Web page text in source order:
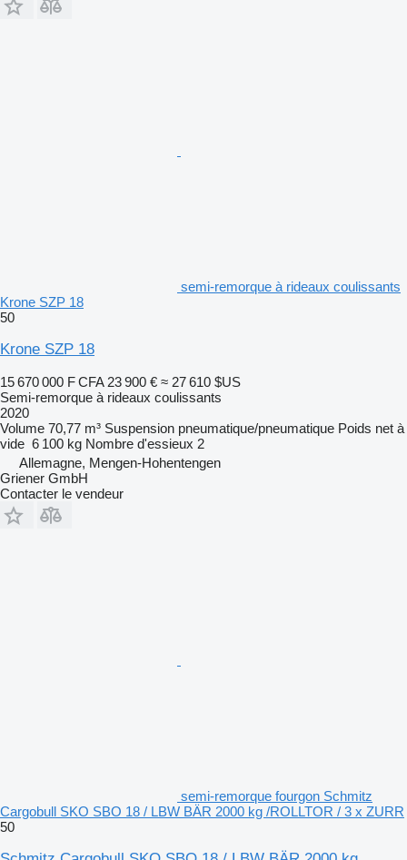
semi-remorque à rideaux coulissants
Krone SZP 18
50
Krone SZP 18
15 670 000 F CFA 23 900 € ≈ 27 610 $US
Semi-remorque à rideaux coulissants
2020
Volume 70,77 m³ Suspension pneumatique/pneumatique Poids net à
vide 6 100 kg Nombre d'essieux 2
Allemagne, Mengen-Hohentengen
Griener GmbH
Contacter le vendeur
semi-remorque fourgon Schmitz
Cargobull SKO SBO 18 / LBW BÄR 2000 kg /ROLLTOR / 3 x ZURR
50